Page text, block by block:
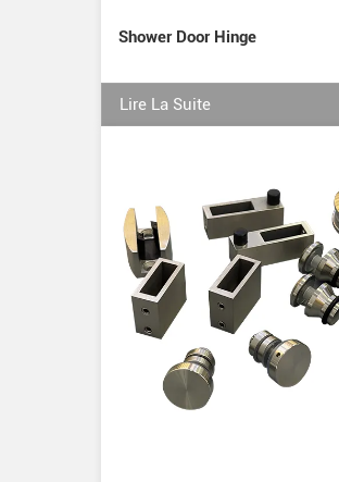
Shower Door Hinge
Lire La Suite